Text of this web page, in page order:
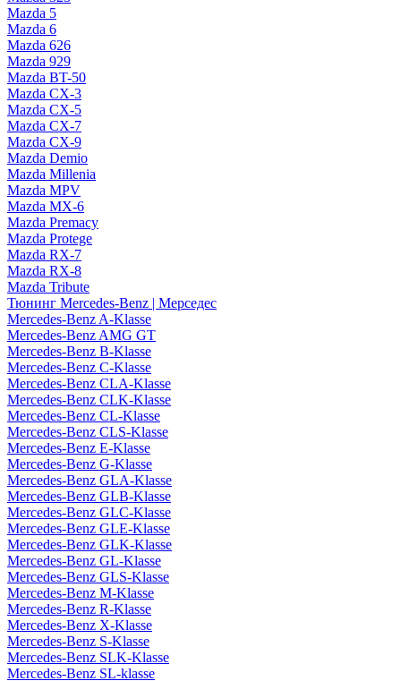
Mazda 5
Mazda 6
Mazda 626
Mazda 929
Mazda BT-50
Mazda CX-3
Mazda CX-5
Mazda CX-7
Mazda CX-9
Mazda Demio
Mazda Millenia
Mazda MPV
Mazda MX-6
Mazda Premacy
Mazda Protege
Mazda RX-7
Mazda RX-8
Mazda Tribute
Тюнинг Mercedes-Benz | Мерседес
Mercedes-Benz A-Klasse
Mercedes-Benz AMG GT
Mercedes-Benz B-Klasse
Mercedes-Benz C-Klasse
Mercedes-Benz CLA-Klasse
Mercedes-Benz CLK-Klasse
Mercedes-Benz CL-Klasse
Mercedes-Benz CLS-Klasse
Mercedes-Benz E-Klasse
Mercedes-Benz G-Klasse
Mercedes-Benz GLA-Klasse
Mercedes-Benz GLB-Klasse
Mercedes-Benz GLC-Klasse
Mercedes-Benz GLE-Klasse
Mercedes-Benz GLK-Klasse
Mercedes-Benz GL-Klasse
Mercedes-Benz GLS-Klasse
Mercedes-Benz M-Klasse
Mercedes-Benz R-Klasse
Mercedes-Benz X-Klasse
Mercedes-Benz S-Klasse
Mercedes-Benz SLK-Klasse
Mercedes-Benz SL-klasse